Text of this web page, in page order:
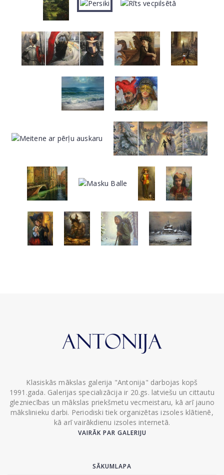
Klasiskās mākslas galerija "Antonija" darbojas kopš
1991.gada. Galerijas specializācija ir 20.gs. latviešu un cittautu
glezniecības un mākslas priekšmetu vecmeistaru, kā arī jauno
mākslinieku darbi. Periodiski tiek organizētas izsoles klātienē,
kā arī vairākdienu izsoles internetā.
VAIRĀK PAR GALERIJU
SĀKUMLAPA